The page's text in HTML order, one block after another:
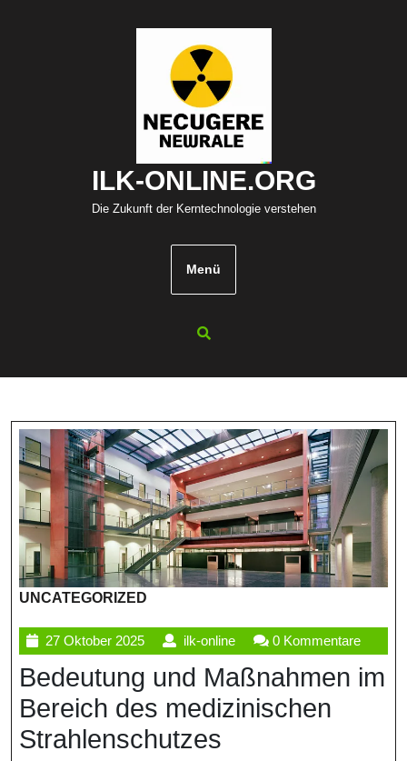
ILK-ONLINE.ORG
Die Zukunft der Kerntechnologie verstehen
Menü
UNCATEGORIZED
27 Oktober 202527
Oktober
2025
ilk-onlineilk-
online
0 Kommentare
Bedeutung und Maßnahmen im
Bereich des medizinischen
Strahlenschutzes